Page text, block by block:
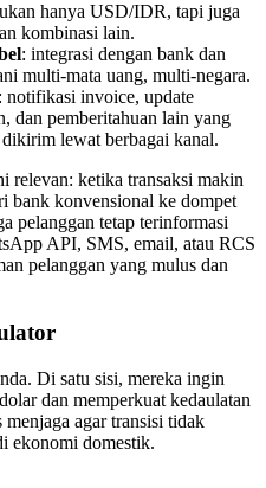
hanya USD/IDR, tapi juga
kombinasi lain.
: integrasi dengan bank dan
multi-mata uang, multi-negara.
: notifikasi invoice, update
dan pemberitahuan lain yang
lewat berbagai kanal.
relevan: ketika transaksi makin
konvensional ke dompet
pelanggan tetap terinformasi
API, SMS, email, atau RCS
pelanggan yang mulus dan
Di satu sisi, mereka ingin
dan memperkuat kedaulatan
agar transisi tidak
ekonomi domestik.